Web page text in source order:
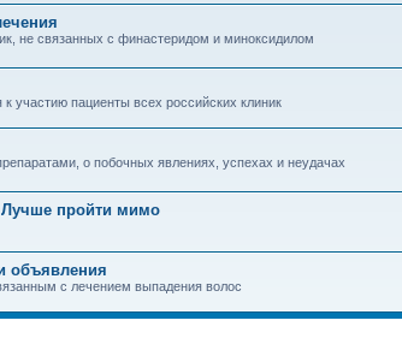
не связанных с финастеридом и миноксидилом
участию пациенты всех российских клиник
о побочных явлениях, успехах и неудачах
пройти мимо
объявления
с лечением выпадения волос